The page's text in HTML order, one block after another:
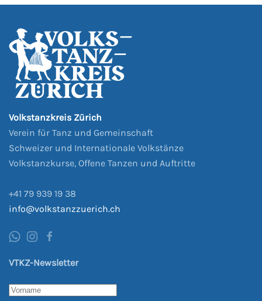
Volkstanzkreis Zürich
Verein für Tanz und Gemeinschaft
Schweizer und Internationale Volkstänze
Volkstanzkurse, Offene Tanzen und Auftritte
+41 79 939 19 38
info@volkstanzzuerich.ch
VTKZ-Newsletter